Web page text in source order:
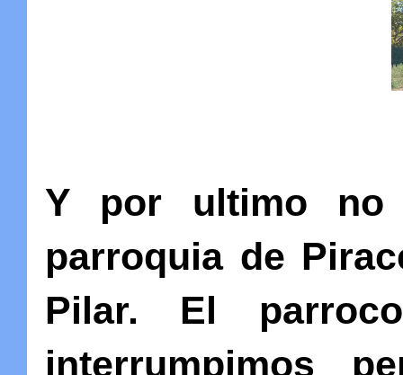
Y por ultimo
parroquia de
Pilar. El
interrumpimos